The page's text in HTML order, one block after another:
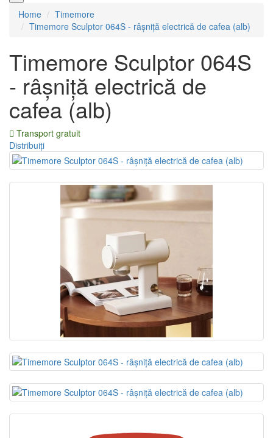
Home
Timemore
Timemore Sculptor 064S - râșniță electrică de cafea (alb)
Timemore Sculptor 064S
- râșniță electrică de
cafea (alb)
Transport gratuit
Distribuiți